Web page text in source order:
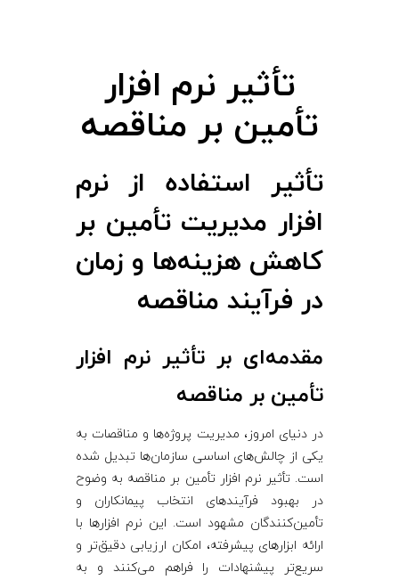
تأثیر نرم‌ افزار
تأمین بر مناقصه
تأثیر استفاده از نرم
‌افزار مدیریت تأمین بر
کاهش هزینه‌ها و زمان
در فرآیند مناقصه
مقدمه‌ای بر تأثیر نرم‌ افزار
تأمین بر مناقصه
در دنیای امروز، مدیریت پروژه‌ها و مناقصات به
یکی از چالش‌های اساسی سازمان‌ها تبدیل شده
است. تأثیر نرم‌ افزار تأمین بر مناقصه به وضوح
در بهبود فرآیندهای انتخاب پیمانکاران و
تأمین‌کنندگان مشهود است. این نرم ‌افزارها با
ارائه ابزارهای پیشرفته، امکان ارزیابی دقیق‌تر و
سریع‌تر پیشنهادات را فراهم می‌کنند و به